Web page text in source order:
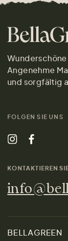
Angenehme
und sorgfältig
FOLGEN SIE UNS
KONTAKTIEREN
BELLAGREEN